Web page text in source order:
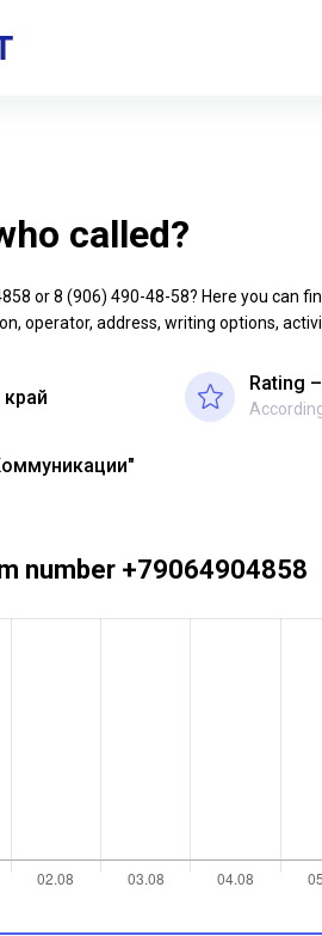
called?
or 8 (906) 490-48-58? Here you can
operator, address, writing options,
Rating
number +79064904858